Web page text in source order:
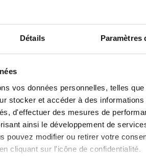
Détails Paramètres
vos données personnelles, telles
stocker et accéder à des
d'effectuer des mesures de
ainsi le développement de
pouvez modifier ou retirer votre
cliquant sur l'icône de confidentialité.